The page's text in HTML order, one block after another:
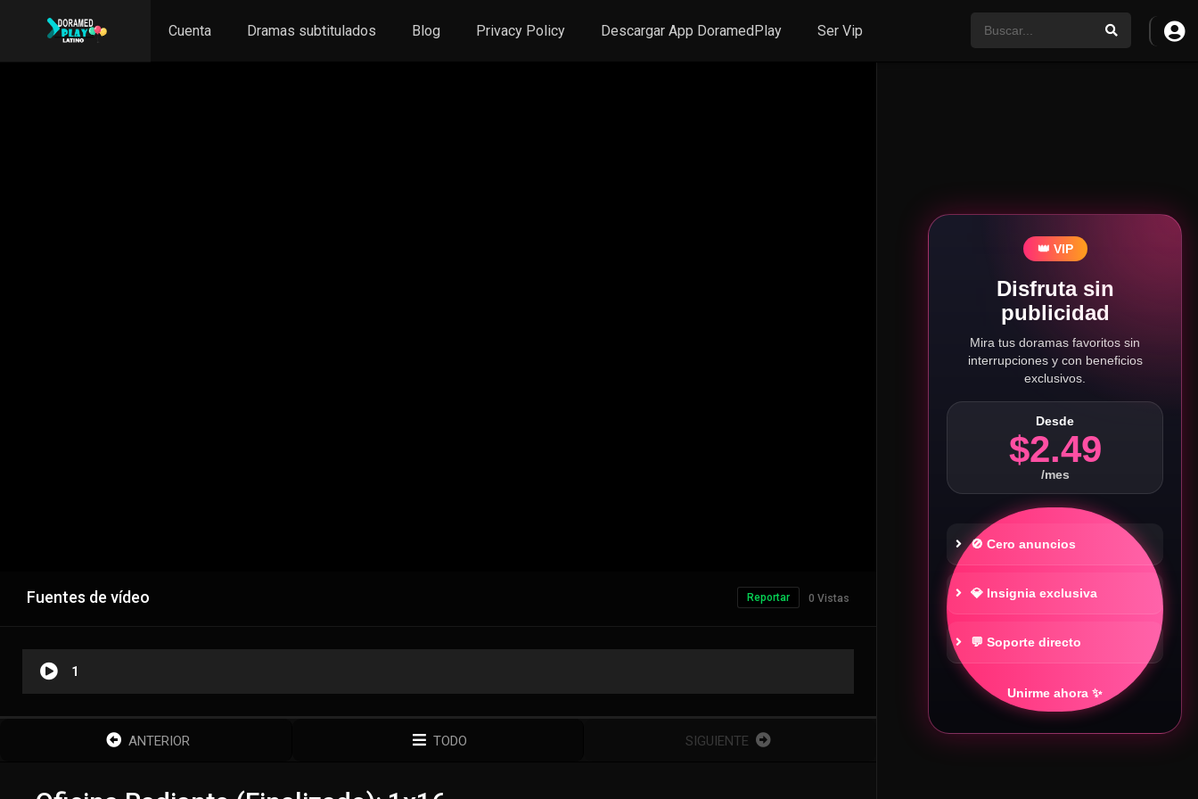
Cuenta Dramas subtitulados Blog Privacy Policy Descargar App DoramedPlay Ser Vip
Fuentes de vídeo 0 Vistas
Reportar
1
ANTERIOR TODO SIGUIENTE
👑 VIP
Disfruta sin
publicidad
Mira tus doramas favoritos sin
interrupciones y con beneficios
exclusivos.
Desde
$2.49
/mes
🚫 Cero anuncios
💎 Insignia exclusiva
💬 Soporte directo
Unirme ahora ✨